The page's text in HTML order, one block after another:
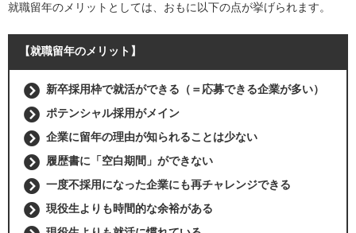
就職留年のメリットとしては、おもに以下の点が挙げられます。
【就職留年のメリット】
新卒採用枠で就活ができる（＝応募できる企業が多い）
ポテンシャル採用がメイン
企業に留年の理由が知られることは少ない
履歴書に「空白期間」ができない
一度不採用になった企業にも再チャレンジできる
現役生よりも時間的な余裕がある